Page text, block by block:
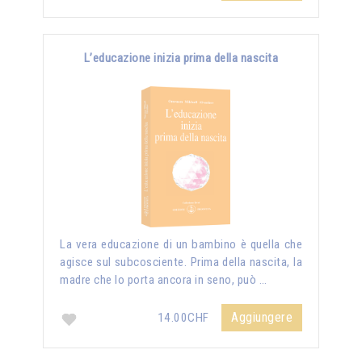
L’educazione inizia prima della nascita
La vera educazione di un bambino è quella che
agisce sul subcosciente. Prima della nascita, la
madre che lo porta ancora in seno, può …
14.00CHF Aggiungere